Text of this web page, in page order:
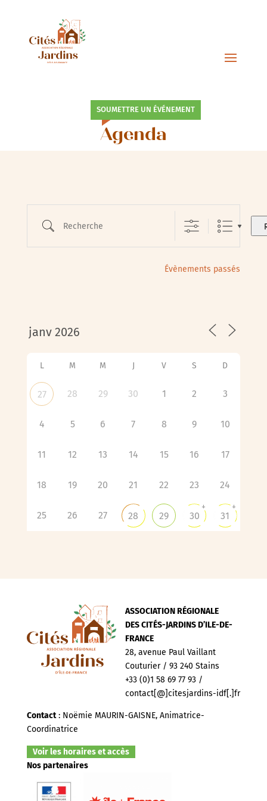
SOUMETTRE UN ÉVÉNEMENT
Agenda
Évènements passés
L M M J V S D
27 28 29 30 1 2 3
4 5 6 7 8 9 10
11 12 13 14 15 16 17
18 19 20 21 22 23 24
25 26 27 28 29 30
+
31
+
ASSOCIATION RÉGIONALE
DES CITÉS-JARDINS D’ILE-DE-
FRANCE
28, avenue Paul Vaillant
Couturier / 93 240 Stains
+33 (0)1 58 69 77 93 /
contact[@]citesjardins-idf[.]fr
Contact: Noëmie MAURIN-GAISNE, Animatrice-
Coordinatrice
Voir les horaires et accès
Nos partenaires